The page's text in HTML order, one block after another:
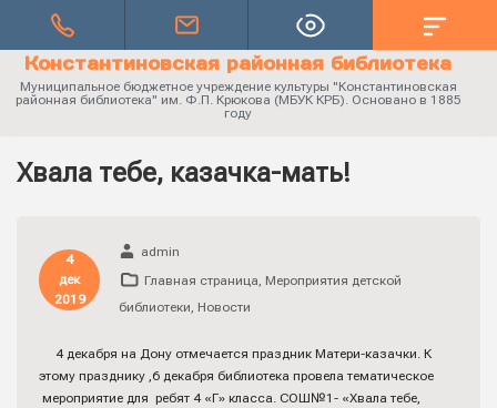
Константиновская районная библиотека
Муниципальное бюджетное учреждение культуры "Константиновская
районная библиотека" им. Ф.П. Крюкова (МБУК КРБ). Основано в 1885
году
Хвала тебе, казачка-мать!
4
дек
2019
admin
Главная страница, Мероприятия детской
библиотеки, Новости
4 декабря на Дону отмечается праздник Матери-казачки. К
этому празднику ,6 декабря библиотека провела тематическое
мероприятие для ребят 4 «Г» класса. СОШ№1- «Хвала тебе,